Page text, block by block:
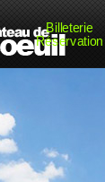
Billeterie
Réservation